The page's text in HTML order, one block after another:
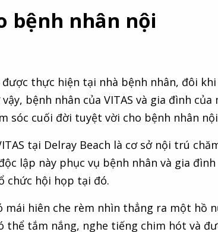
bệnh nhân nội
thực hiện tại nhà bệnh nhân, đôi
bệnh nhân của VITAS và gia đình
cuối đời tuyệt vời cho bệnh nhân
tại Delray Beach là cơ sở nội trú
lập này phục vụ bệnh nhân và gia
chức hội họp tại đó.
hiên che rèm nhìn thẳng ra một hồ
thể tắm nắng, nghe tiếng chim hót và